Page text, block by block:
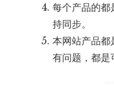
每个产品的都
持同步。
本网站产品都
有问题，都是